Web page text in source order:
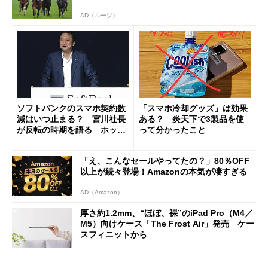
AD（ルーツ）
ソフトバンクのスマホ契約数
減はいつ止まる？ 宮川社長
が反転の時期を語る ホッピ
「スマホ冷却グッズ」は効果
ある？ 炎天下で3製品を使
って分かったこと
「え、こんなセールやってたの？」80％OFF
以上が続々登場！Amazonの本気が凄すぎる
AD（Amazon）
厚さ約1.2mm、“ほぼ、裸”のiPad Pro（M4／
M5）向けケース「The Frost Air」発売 ケー
スフィニットから